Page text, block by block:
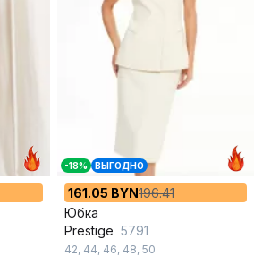
-18% ВЫГОДНО
161.05 BYN196.41
Юбка
Prestige 5791
42, 44, 46, 48, 50